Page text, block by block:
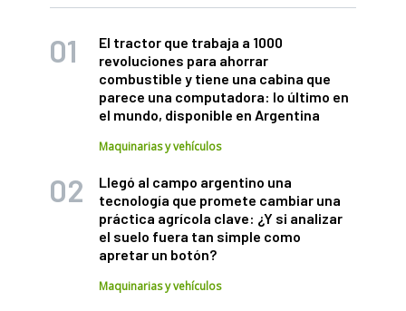
El tractor que trabaja a 1000
revoluciones para ahorrar
combustible y tiene una cabina que
parece una computadora: lo último en
el mundo, disponible en Argentina
Maquinarias y vehículos
Llegó al campo argentino una
tecnología que promete cambiar una
práctica agrícola clave: ¿Y si analizar
el suelo fuera tan simple como
apretar un botón?
Maquinarias y vehículos